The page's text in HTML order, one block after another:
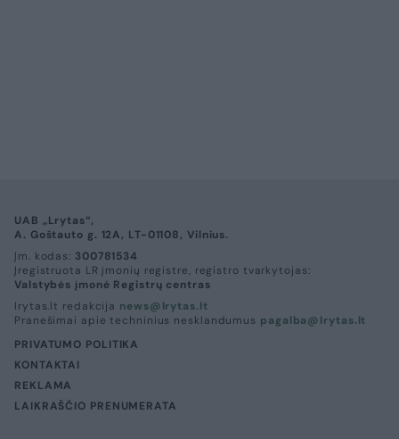
Lrytas.lt
Penktadienį buvo oficialiai paskelbtas
Lietuvos vyrų krepšinio rinktinės
kandidatų sąrašas, kuriame trūksta viso
šūsnio didžiausių žvaigždžių, o jame – ir